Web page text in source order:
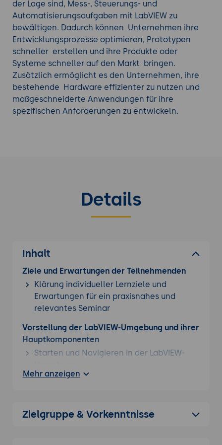
intuitiv zu bedienen, ohne umfangreiche
Programmierkenntnisse zu benötigen. Dies
führt zu einer einfachen und effizienten
Nutzung der entwickelten Software und
steigert die Produktivität.
Umfangreiche Bibliothek an Funktionen und
Erweiterungen:LabVIEW verfügt über eine
umfangreiche Sammlung von Funktionen und
Erweiterungen, die die Entwicklungsarbeit
beschleunigen können. Unternehmen können
Unternehmen können mithilfe von LabVIEW
große Mengen von Messdaten analysieren,
Trends identifizieren, Muster erkennen und
Vertiefen Sie Ihr Wissen mit einer weiteren
Labview Weiterbildungaus unserem Angebot.
der Lage sind, Mess-, Steuerungs- und
Automatisierungsaufgaben mit LabVIEW zu
bewältigen. Dadurch können Unternehmen ihre
Entwicklungsprozesse optimieren, Prototypen
schneller erstellen und ihre Produkte oder
Systeme schneller auf den Markt bringen.
Zusätzlich ermöglicht es den Unternehmen, ihre
bestehende Hardware effizienter zu nutzen und
maßgeschneiderte Anwendungen für ihre
spezifischen Anforderungen zu entwickeln.
Details
Inhalt
Ziele und Erwartungen der Teilnehmenden
Klärung individueller Lernziele und
Erwartungen für ein praxisnahes und
relevantes Seminar
Vorstellung der LabVIEW-Umgebung und ihrer
Hauptkomponenten
Starten und Navigieren in der LabVIEW-
Erklärung des Frontpanels und des
Paletten in LabVIEW
Mehr anzeigen
Zielgruppe & Vorkenntnisse